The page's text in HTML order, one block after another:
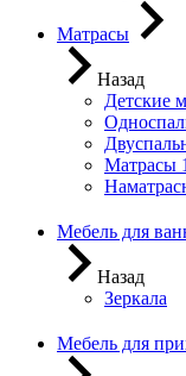
Матрасы
Назад
Детские
Матрасы
Мебель для
Назад
Зеркала
Мебель для